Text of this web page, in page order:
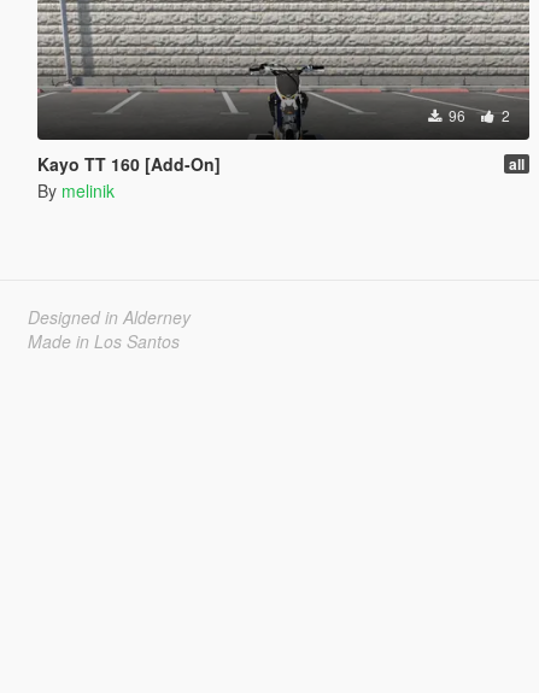
96 2
Kayo TT 160 [Add-On] all
By melinik
Designed in Alderney
Made in Los Santos